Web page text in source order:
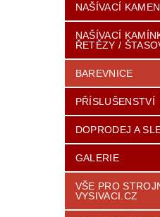
NAŠÍVACÍ
NAŠÍVACÍ
ŘETĚZY /
BAREVNICE
PŘÍSLUŠENSTVÍ
DOPRODEJ A
GALERIE
VŠE PRO
VYSIVACI.CZ